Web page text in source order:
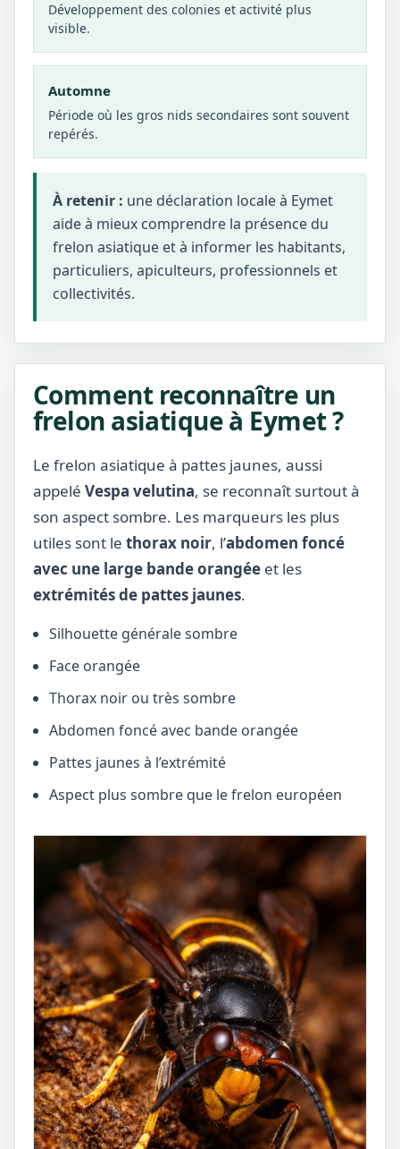
Développement des colonies et activité plus
visible.
Automne
Période où les gros nids secondaires sont souvent
repérés.
À retenir : une déclaration locale à Eymet
aide à mieux comprendre la présence du
frelon asiatique et à informer les habitants,
particuliers, apiculteurs, professionnels et
collectivités.
Comment reconnaître un
frelon asiatique à Eymet ?
Le frelon asiatique à pattes jaunes, aussi
appelé Vespa velutina, se reconnaît surtout à
son aspect sombre. Les marqueurs les plus
utiles sont le thorax noir, l’abdomen foncé
avec une large bande orangée et les
extrémités de pattes jaunes.
Silhouette générale sombre
Face orangée
Thorax noir ou très sombre
Abdomen foncé avec bande orangée
Pattes jaunes à l’extrémité
Aspect plus sombre que le frelon européen